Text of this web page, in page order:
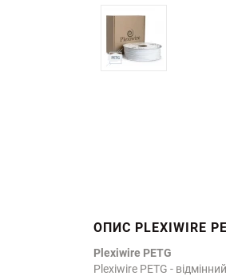
ОПИС PLEXIWIRE
Plexiwire PETG
Plexiwire PETG -